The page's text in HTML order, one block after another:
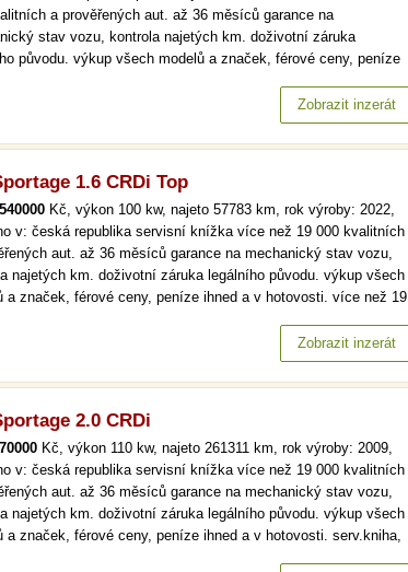
a prověřených aut. až 36 měsíců garance na
stav vozu, kontrola najetých km. doživotní záruka
původu. výkup všech modelů a značek, férové ceny, peníze
garance na mechanický stav vozu, kontrola najetých km.…
Zobrazit inzerát
1.6 CRDi Top
540000 Kč, výkon 100 kw, najeto 57783 km, rok výroby: 2022,
v: česká republika servisní knížka více než 19 000 kvalitních
aut. až 36 měsíců garance na mechanický stav vozu,
najetých km. doživotní záruka legálního původu. výkup všech
a značek, férové ceny, peníze ihned a v hotovosti. více než 19
stav vozu, kontrola najetých km. doživotní záruka…
Zobrazit inzerát
2.0 CRDi
70000 Kč, výkon 110 kw, najeto 261311 km, rok výroby: 2009,
v: česká republika servisní knížka více než 19 000 kvalitních
aut. až 36 měsíců garance na mechanický stav vozu,
najetých km. doživotní záruka legálního původu. výkup všech
a značek, férové ceny, peníze ihned a v hotovosti. serv.kniha,